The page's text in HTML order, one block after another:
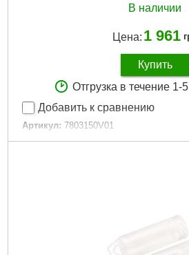
В наличии
Цена: 1 961
Купить
Отгрузка в течение 1-
Добавить к сравнению
Артикул: 7803150V01
Код товара: 31.22.32
Сечение кабеля / Размер зажима, мм²: